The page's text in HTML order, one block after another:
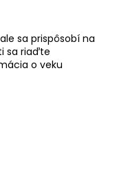
sa prispôsobí na
sa riaďte
o veku